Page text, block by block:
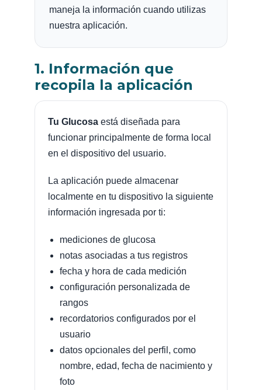
maneja la información cuando utilizas
nuestra aplicación.
1. Información que
recopila la aplicación
Tu Glucosa está diseñada para
funcionar principalmente de forma local
en el dispositivo del usuario.
La aplicación puede almacenar
localmente en tu dispositivo la siguiente
información ingresada por ti:
mediciones de glucosa
notas asociadas a tus registros
fecha y hora de cada medición
configuración personalizada de
rangos
recordatorios configurados por el
usuario
datos opcionales del perfil, como
nombre, edad, fecha de nacimiento y
foto